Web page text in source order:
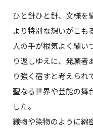
ひと針ひと針、文様を
より特別な想いがこも
人の手が根気よく繡い
り返しゆえに、発願者
り強く宿すと考えられ
聖なる世界や芸能の舞
した。
織物や染物のように綿